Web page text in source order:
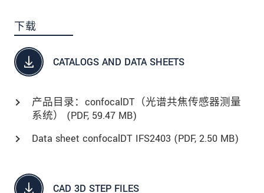
下载
CATALOGS AND DATA SHEETS
产品目录：confocalDT（光谱共焦传感器测量
系统） (PDF, 59.47 MB)
Data sheet confocalDT IFS2403 (PDF, 2.50 MB)
CAD 3D STEP FILES